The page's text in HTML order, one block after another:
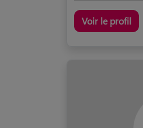
Voir le profil